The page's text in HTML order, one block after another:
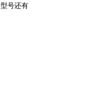
号还有